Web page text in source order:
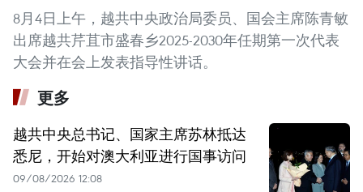
8月4日上午，越共中央政治局委员、国会主席陈青敏
出席越共芹苴市盛春乡2025-2030年任期第一次代表
大会并在会上发表指导性讲话。
更多
越共中央总书记、国家主席苏林抵达
悉尼，开始对澳大利亚进行国事访问
09/08/2026 12:08